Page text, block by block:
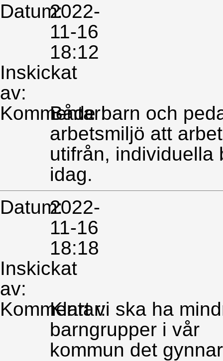
Datum:2022-
11-16
18:12
Inskickat
av:
Kommentar:
Både barn och
arbetsmiljö att
utifrån, individuella
idag.
Datum:2022-
11-16
18:18
Inskickat
av:
Kommentar:
Klart vi ska ha
barngrupper i vår
kommun det